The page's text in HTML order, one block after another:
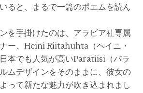
ると、まるで一篇のポエムを読ん
を手掛けたのは、アラビア社専属
ー、Heini Riitahuhta（ヘイニ・
本でも人気が高いParatiisi（パラ
ムデザインをそのままに、彼女の
って新たな魅力が吹き込まれまし